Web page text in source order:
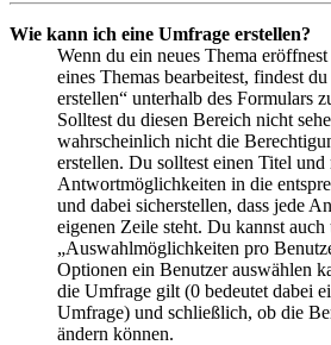
Wie kann ich eine Umfrage erstellen?
Wenn du ein neues Thema
eines Themas bearbeitest, findest
erstellen“ unterhalb des Formulars
Solltest du diesen Bereich nicht
wahrscheinlich nicht die
erstellen. Du solltest einen Titel und
Antwortmöglichkeiten in die
und dabei sicherstellen, dass jede
eigenen Zeile steht. Du kannst auch
„Auswahlmöglichkeiten pro
Optionen ein Benutzer auswählen
die Umfrage gilt (0 bedeutet dabei
Umfrage) und schließlich, ob die
ändern können.